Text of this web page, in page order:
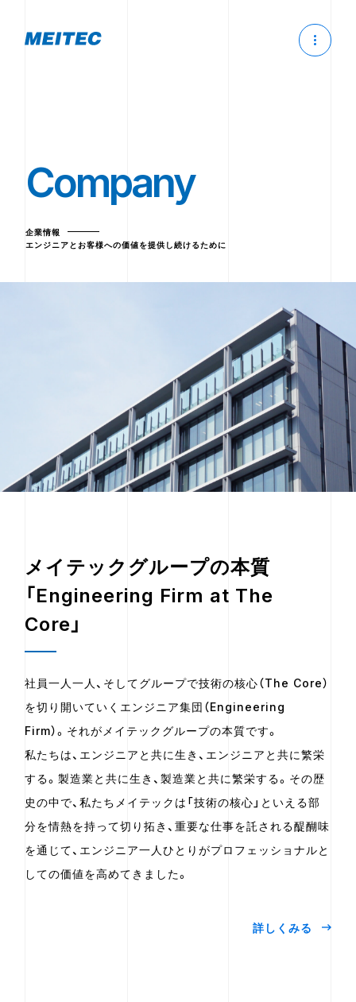
Company
企業情報
エンジニアとお客様への価値を提供し続けるために
メイテックグループの本質
「Engineering Firm at The
Core」
社員一人一人、そしてグループで技術の核心（The Core）
を切り開いていくエンジニア集団（Engineering
Firm）。それがメイテックグループの本質です。
私たちは、エンジニアと共に生き、エンジニアと共に繁栄
する。製造業と共に生き、製造業と共に繁栄する。その歴
史の中で、私たちメイテックは「技術の核心」といえる部
分を情熱を持って切り拓き、重要な仕事を託される醍醐味
を通じて、エンジニア一人ひとりがプロフェッショナルと
しての価値を高めてきました。
詳しくみる